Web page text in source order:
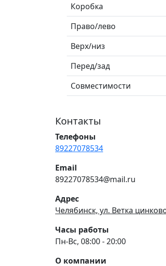
Коробка
Право/лево
Верх/низ
Перед/зад
Совместимости
Контакты
Телефоны
89227078534
Email
89227078534@mail.ru
Адрес
Челябинск, ул. Ветка
Часы работы
Пн-Вс, 08:00 - 20:00
О компании